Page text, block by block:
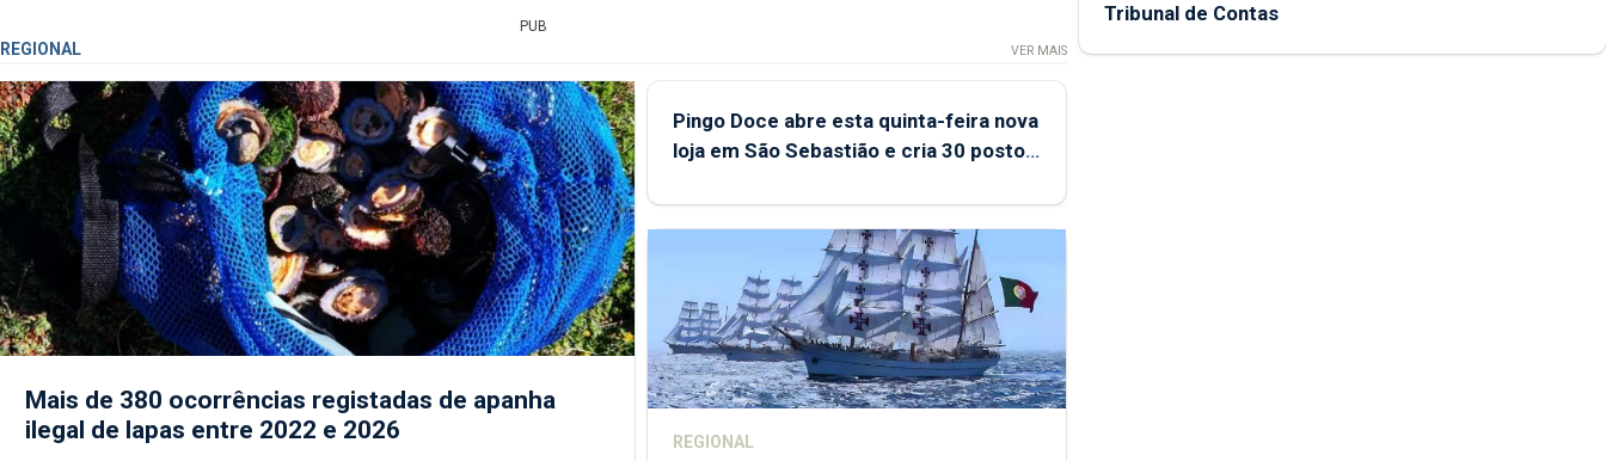
PUB
REGIONAL VER MAIS
Mais de 380 ocorrências registadas de apanha
ilegal de lapas entre 2022 e 2026
Pingo Doce abre esta quinta-feira nova
loja em São Sebastião e cria 30 postos
REGIONAL
Tribunal de Contas